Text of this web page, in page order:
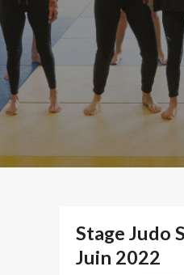
Stage Judo
Juin 2022